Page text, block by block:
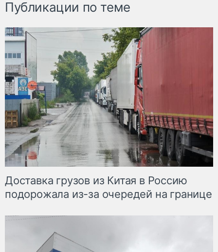
Публикации по теме
Доставка грузов из Китая в Россию
подорожала из-за очередей на границе